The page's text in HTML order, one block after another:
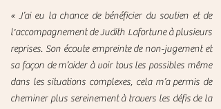
« J’ai eu la chance de bénéficier du soutien et de
l'accompagnement de Judith Lafortune à plusieurs
reprises. Son écoute empreinte de non-jugement et
sa façon de m’aider à voir tous les possibles même
dans les situations complexes, cela m’a permis de
cheminer plus sereinement à travers les défis de la